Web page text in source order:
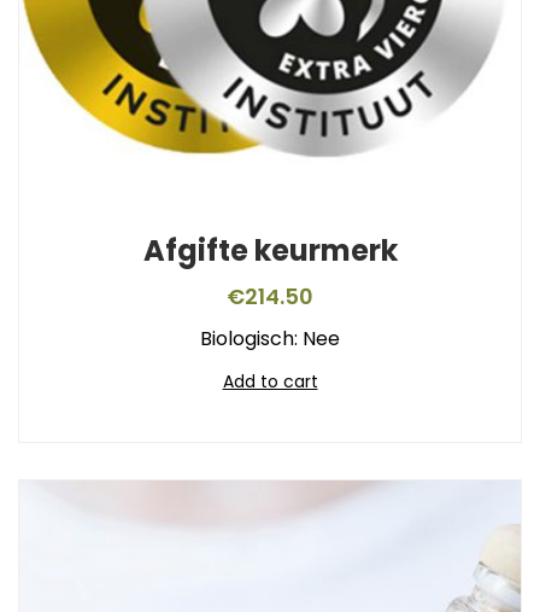
Afgifte keurmerk
€214.50
Biologisch: Nee
Add to cart